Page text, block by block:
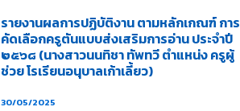
รายงานผลการปฏิบัติงาน ตามหลักเกณฑ์ การ
คัดเลือกครูตันแบบส่งเสริมการอ่าน ประจำปี
๒๕๖๘ (นางสาวนนทิชา ทัพทวี ตำแหน่ง ครูผู้
ช่วย โรเรียนอนุบาลเก้าเลี้ยว)
30/05/2025